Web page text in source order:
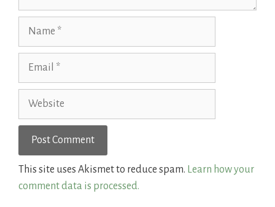
Website
This site uses Akismet to reduce spam. Learn how your
comment data is processed.